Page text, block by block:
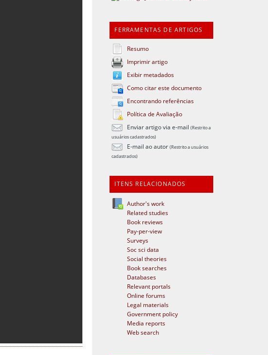
FERRAMENTAS DE ARTIGOS
Resumo
Imprimir artigo
Exibir metadados
Como citar este documento
Encontrando referências
Política de Avaliação
Enviar artigo via e-mail(Restrito a
usuários cadastrados)
E-mail ao autor(Restrito a usuários
cadastrados)
ITENS RELACIONADOS
Author's work
Related studies
Book reviews
Pay-per-view
Surveys
Soc sci data
Social theories
Book searches
Databases
Relevant portals
Online forums
Legal materials
Government policy
Media reports
Web search